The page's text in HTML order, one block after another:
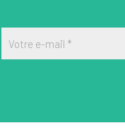
Votre e-mail *